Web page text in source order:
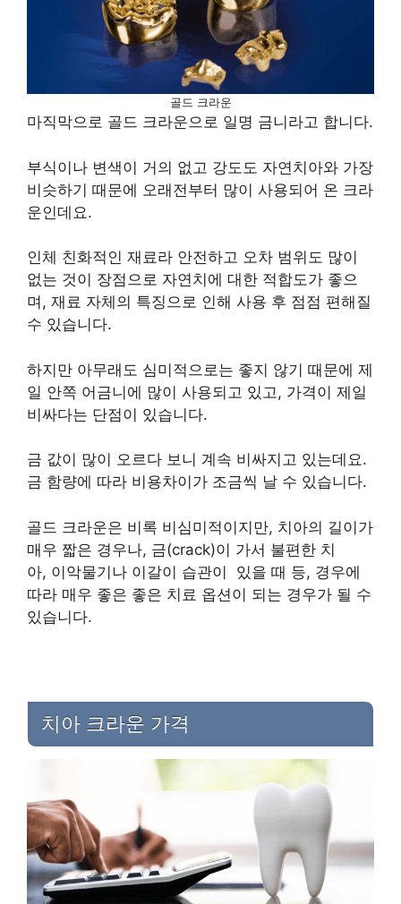
골드 크라운
마직막으로 골드 크라운으로 일명 금니라고 합니다.
부식이나 변색이 거의 없고 강도도 자연치아와 가장
비슷하기 때문에 오래전부터 많이 사용되어 온 크라
운인데요.
인체 친화적인 재료라 안전하고 오차 범위도 많이
없는 것이 장점으로 자연치에 대한 적합도가 좋으
며, 재료 자체의 특징으로 인해 사용 후 점점 편해질
수 있습니다.
하지만 아무래도 심미적으로는 좋지 않기 때문에 제
일 안쪽 어금니에 많이 사용되고 있고, 가격이 제일
비싸다는 단점이 있습니다.
금 값이 많이 오르다 보니 계속 비싸지고 있는데요.
금 함량에 따라 비용차이가 조금씩 날 수 있습니다.
골드 크라운은 비록 비심미적이지만, 치아의 길이가
매우 짧은 경우나, 금(crack)이 가서 불편한 치
아, 이악물기나 이갈이 습관이 있을 때 등, 경우에
따라 매우 좋은 좋은 치료 옵션이 되는 경우가 될 수
있습니다.
치아 크라운 가격